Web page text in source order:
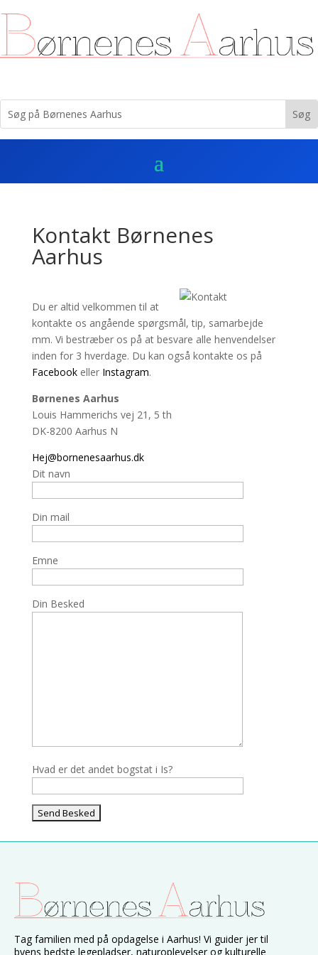
Kontakt Børnenes
Aarhus
Du er altid velkommen til at
kontakte os angående spørgsmål, tip, samarbejde
mm. Vi bestræber os på at besvare alle henvendelser
inden for 3 hverdage. Du kan også kontakte os på
Facebookeller Instagram.
Børnenes Aarhus
Louis Hammerichs vej 21, 5 th
DK-8200 Aarhus N
Hej@bornenesaarhus.dk
Dit navn
Din mail
Emne
Din Besked
Hvad er det andet bogstat i Is?
Tag familien med på opdagelse i Aarhus! Vi guider jer til
byens bedste legepladser, naturoplevelser og kulturelle